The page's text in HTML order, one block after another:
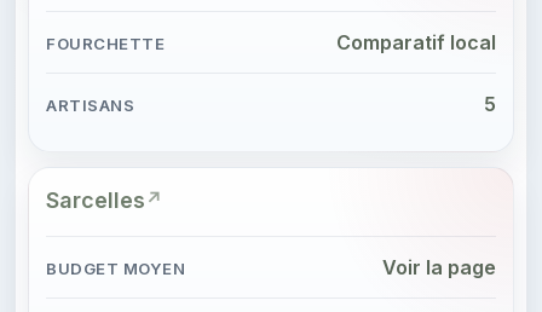
Comparatif local
5
Sarcelles
Voir la page